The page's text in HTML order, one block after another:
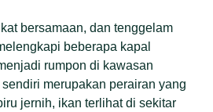
bersamaan, dan tenggelam
beberapa kapal
rumpon di kawasan
merupakan perairan yang
jernih, ikan terlihat di sekitar